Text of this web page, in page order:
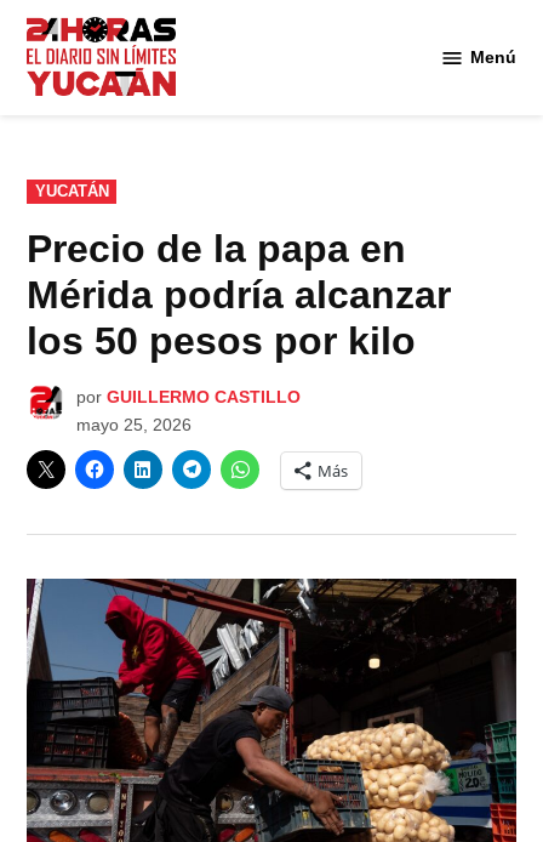
Saltar
contenido
Menú
PUBLICADO
EN
YUCATÁN
Precio de la papa en
Mérida podría alcanzar
los 50 pesos por kilo
por GUILLERMO CASTILLO
mayo 25, 2026
Más